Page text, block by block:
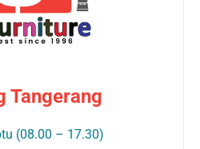
Tangerang
(08.00 – 17.30)